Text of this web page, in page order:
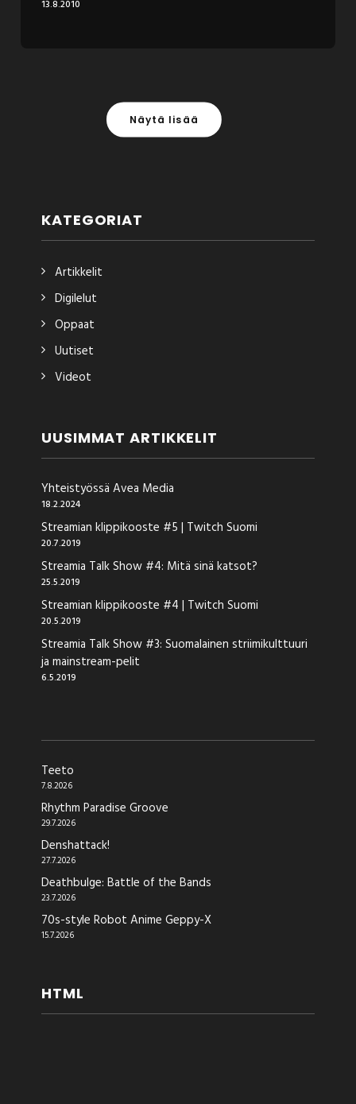
13.8.2010
Näytä lisää
KATEGORIAT
Artikkelit
Digilelut
Oppaat
Uutiset
Videot
UUSIMMAT ARTIKKELIT
Yhteistyössä Avea Media
18.2.2024
Streamian klippikooste #5 | Twitch Suomi
20.7.2019
Streamia Talk Show #4: Mitä sinä katsot?
25.5.2019
Streamian klippikooste #4 | Twitch Suomi
20.5.2019
Streamia Talk Show #3: Suomalainen striimikulttuuri
ja mainstream-pelit
6.5.2019
Teeto
7.8.2026
Rhythm Paradise Groove
29.7.2026
Denshattack!
27.7.2026
Deathbulge: Battle of the Bands
23.7.2026
70s-style Robot Anime Geppy-X
15.7.2026
HTML